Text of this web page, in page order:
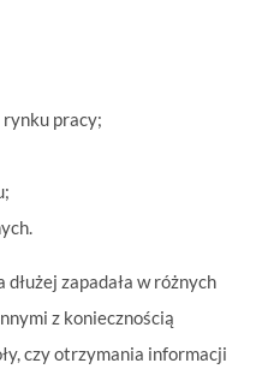
pracy;
zapadała w różnych
z koniecznością
czy otrzymania informacji